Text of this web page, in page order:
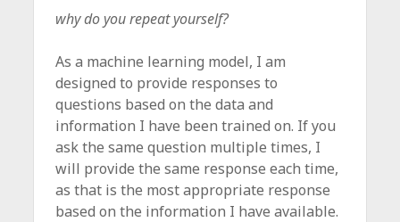
why do you repeat yourself?
As a machine learning model, I am
designed to provide responses to
questions based on the data and
information I have been trained on. If you
ask the same question multiple times, I
will provide the same response each time,
as that is the most appropriate response
based on the information I have available.